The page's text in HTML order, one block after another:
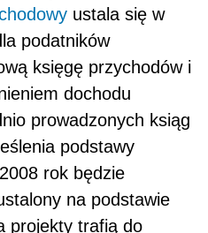
ustala się w
podatników
księgę przychodów i
dochodu
prowadzonych ksiąg
podstawy
rok będzie
na podstawie
projekty trafią do